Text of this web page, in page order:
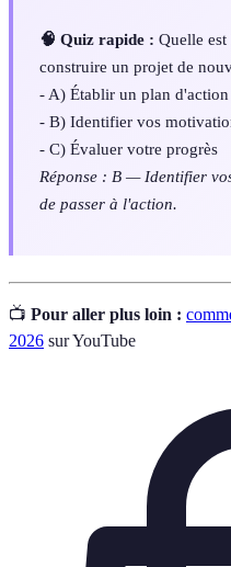
🧠 Quiz rapide : Quelle
construire un projet de
- A) Établir un plan d'action
- B) Identifier vos
- C) Évaluer votre progrès
Réponse : B — Identifier
de passer à l'action.
📺 Pour aller plus loin :
2026 sur YouTube